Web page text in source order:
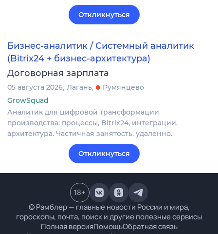
Откликнуться
Бизнес-аналитик / Системный аналитик
(Bitrix24 + бизнес-архитектура)
Договорная зарплата
05 августа 2026 Лагань
Румянцево
GrowSquad
Аналитик для цифровой трансформации
производства: процессы, Bitrix24, интеграции,
архитектура. Частичная занятость, удалённо.
Откликнуться
© Рамблер — главные новости России и мира,
гороскопы, почта, поиск и другие полезные сервисы
Полная версияПомощьОбратная связь
18+